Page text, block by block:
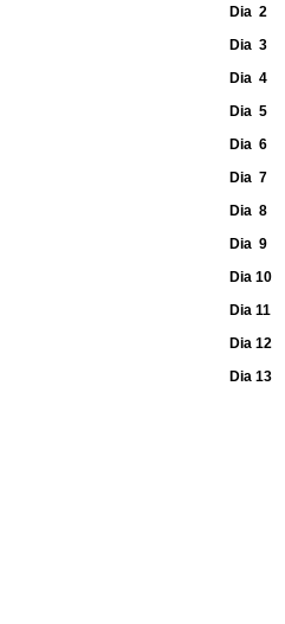
Dia 2
Dia 3
Dia 4
Dia 5
Dia 6
Dia 7
Dia 8
Dia 9
Dia 10
Dia 11
Dia 12
Dia 13